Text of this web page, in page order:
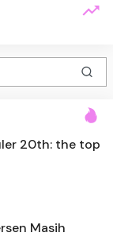
20th: the top
Masih